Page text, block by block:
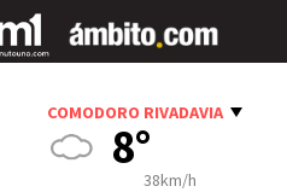
COMODORO RIVADAVIA
8°
38km/h